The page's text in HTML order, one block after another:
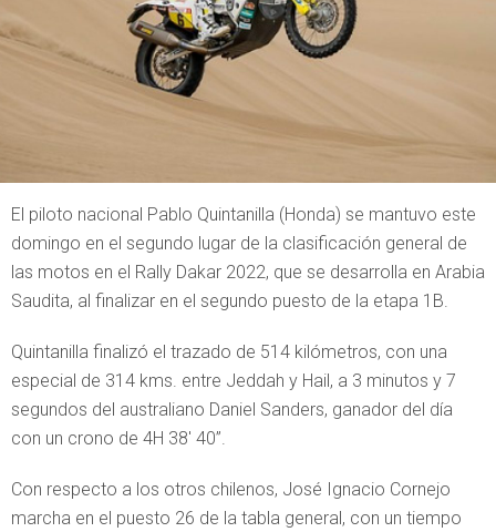
El piloto nacional Pablo Quintanilla (Honda) se mantuvo este
domingo en el segundo lugar de la clasificación general de
las motos en el Rally Dakar 2022, que se desarrolla en Arabia
Saudita, al finalizar en el segundo puesto de la etapa 1B.
Quintanilla finalizó el trazado de 514 kilómetros, con una
especial de 314 kms. entre Jeddah y Hail, a 3 minutos y 7
segundos del australiano Daniel Sanders, ganador del día
con un crono de 4H 38′ 40”.
Con respecto a los otros chilenos, José Ignacio Cornejo
marcha en el puesto 26 de la tabla general, con un tiempo